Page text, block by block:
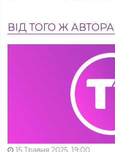
ВІД ТОГО Ж АВТОРА
15 Травня 2025, 19:00